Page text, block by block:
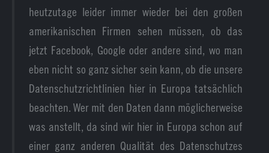
heutzutage leider immer wieder bei den großen
amerikanischen Firmen sehen müssen, ob das
jetzt Facebook, Google oder andere sind, wo man
eben nicht so ganz sicher sein kann, ob die unsere
Datenschutzrichtlinien hier in Europa tatsächlich
beachten. Wer mit den Daten dann möglicherweise
was anstellt, da sind wir hier in Europa schon auf
einer ganz anderen Qualität des Datenschutzes